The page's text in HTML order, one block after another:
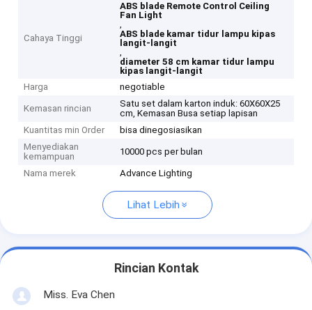
Cahaya Tinggi
ABS blade Remote Control Ceiling
Fan Light
,
ABS blade kamar tidur lampu kipas
langit-langit
,
diameter 58 cm kamar tidur lampu
kipas langit-langit
Harga
negotiable
Kemasan rincian
Satu set dalam karton induk: 60X60X25
cm, Kemasan Busa setiap lapisan
Kuantitas min Order
bisa dinegosiasikan
Menyediakan
kemampuan
10000 pcs per bulan
Nama merek Advance Lighting
Lihat Lebih
Rincian Kontak
Miss. Eva Chen